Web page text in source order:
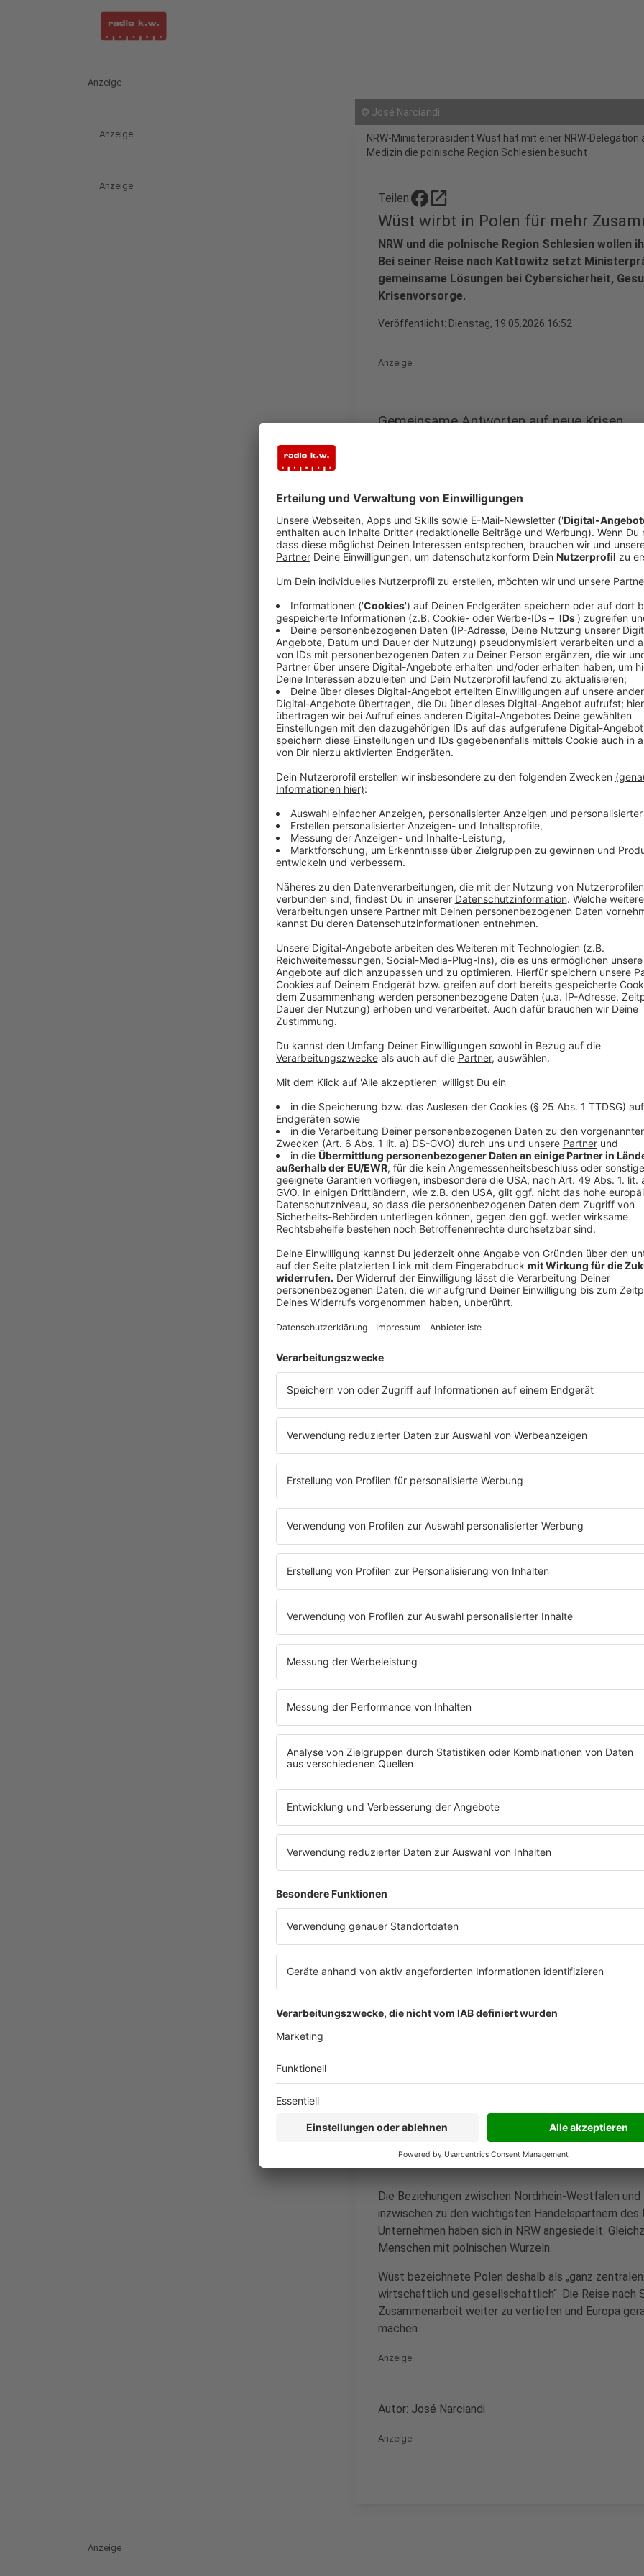
Anzeige
Anzeige
Anzeige
© José Narciandi
NRW-Ministerpräsident Wüst hat mit einer NRW-
Medizin die polnische Region Schlesien besucht
Teilen: open_in_new
Wüst wirbt in Polen für mehr
NRW und die polnische Region Schlesien wollen
Bei seiner Reise nach Kattowitz setzt
gemeinsame Lösungen bei Cybersicherheit,
Krisenvorsorge.
Veröffentlicht: Dienstag, 19.05.2026 16:52
Anzeige
Gemeinsame Antworten auf neue Krisen
Nordrhein-Westfalen und die polnische Region
ausbauen. Ministerpräsident Hendrik Wüst ist
Mittelpunkt stehen Themen wie Cybersicherheit,
europäische Krisenvorsorge. Hintergrund ist auch
durch den russischen Angriffskrieg gegen die
Wüst sagte bei seinem Besuch:
„Gerade in einer Zeit großer geopolitischer
starke verlässliche Partnerschaften in Europa
Nordrhein-Westfalen und Schlesien verbinde nicht
sondern auch der Wandel ehemaliger Kohlereviere
Forschungsstandorten.
Anzeige
Anzeige
Bei der Reise informiert sich die NRW-Delegation
Westfalen Vorbild sein könnten. Polen gilt unter
Gesundheitsversorgung und dem Schutz kritischer
In Kattowitz besucht Wüst deshalb ein
Spezialklinik für Brandverletzte.
Der Ministerpräsident betonte dabei, dass
„Da können wir eine Menge lernen, was
Geplant sind neue Kooperationen etwa zwischen
Ruhr-Universität Bochum sowie zwischen der
Münster.
Anzeige
Das Statement von Ministerpräsident
Anzeige
Statement Ministerpräsident in Kattowitz
Anzeige
Botschafter aus Sport und Kultur sollen
Für neuen Schwung in der Partnerschaft sorgt
Landesregierung. Mit dabei sind unter anderem
Borussia Dortmund, die Philharmonie-Intendantin
Musiker Vito Bambino. Sie sollen die
Schlesien stärker in Gesellschaft, Kultur und Sport
Wüst erklärte dazu:
„Partnerschaften entstehen nicht durch
gelebt werden.“
Ziel sei es, Menschen auch außerhalb der Politik
zwischen beiden Regionen sichtbarer zu machen.
©José Narciandi
NRW-Ministerpräsident Hendrik Wüst und Schlesiens
Zusammenarbeit beider Regionen bekräftigt
Anzeige
Gemeinsamer Strukturwandel verbindet
Anzeige
Nordrhein-Westfalen und Schlesien verbindet seit
Beide Regionen waren stark vom Kohleabbau
Herausforderungen: Digitalisierung,
sprach deshalb von einem gemeinsamen Weg „von
Seit dem Jahr 2000 besteht eine offizielle
Polen ist wichtiger Partner für NRW
Die Beziehungen zwischen Nordrhein-Westfalen
inzwischen zu den wichtigsten Handelspartnern des
Unternehmen haben sich in NRW angesiedelt.
Menschen mit polnischen Wurzeln.
Wüst bezeichnete Polen deshalb als „ganz
wirtschaftlich und gesellschaftlich“. Die Reise nach
Zusammenarbeit weiter zu vertiefen und Europa
machen.
Anzeige
Autor: José Narciandi
Anzeige
Anzeige